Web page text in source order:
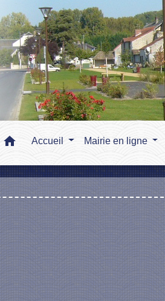
home Accueil Mairie en ligne